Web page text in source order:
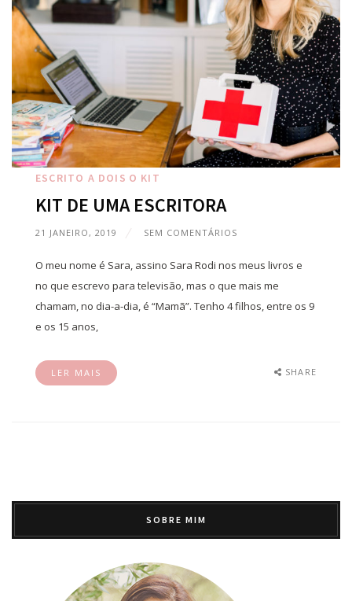
ESCRITO A DOIS O KIT
KIT DE UMA ESCRITORA
21 JANEIRO, 2019 SEM COMENTÁRIOS
O meu nome é Sara, assino Sara Rodi nos meus livros e
no que escrevo para televisão, mas o que mais me
chamam, no dia-a-dia, é “Mamã”. Tenho 4 filhos, entre os 9
e os 15 anos,
LER MAIS SHARE
SOBRE MIM